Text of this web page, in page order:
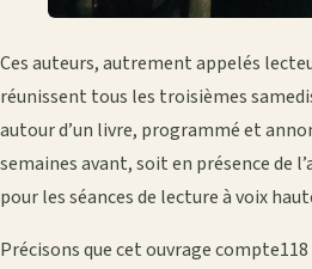
Ces auteurs, autrement appelés
réunissent tous les troisièmes
autour d’un livre, programmé et
semaines avant, soit en présence de
pour les séances de lecture à voix
Précisons que cet ouvrage